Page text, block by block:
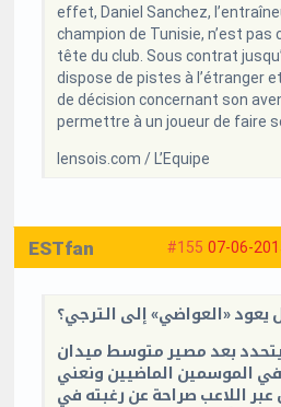
effet, Daniel Sanchez,
champion de Tunisie, n’est pas
tête du club. Sous contrat
dispose de pistes à l’étranger
de décision concernant son
permettre à un joueur de faire
lensois.com / L’Equipe
#155 07-06-
ESTfan
يعود «العواضي» إلى الترجي؟
يتحدد بعد مصير متوسط ميدان
في الموسمين الماضيين ونعني
عبر اللاعب صراحة عن رغبته في